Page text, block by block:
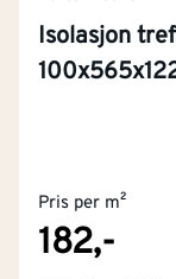
Isolasjon
Pris per m²
182,-